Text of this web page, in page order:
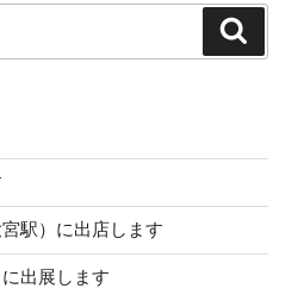
駅）に出店します
出展します